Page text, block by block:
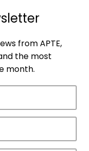
from APTE,
the most
month.